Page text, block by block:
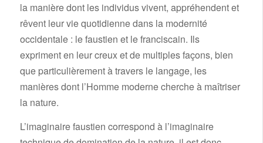
la manière dont les individus vivent, appréhendent et
rêvent leur vie quotidienne dans la modernité
occidentale : le faustien et le franciscain. Ils
expriment en leur creux et de multiples façons, bien
que particulièrement à travers le langage, les
manières dont l’Homme moderne cherche à maîtriser
la nature.
L’imaginaire faustien correspond à l’imaginaire